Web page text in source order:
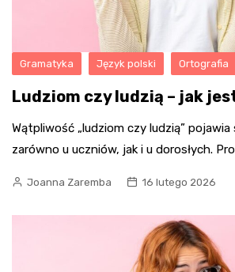
Gramatyka Język polski Ortografia
Ludziom czy ludzią – jak
Wątpliwość „ludziom czy ludzią” pojawia
zarówno u uczniów, jak i u dorosłych.
Joanna Zaremba 16 lutego 2026